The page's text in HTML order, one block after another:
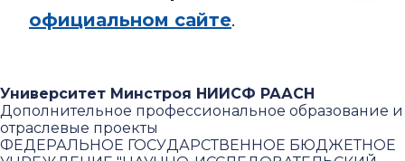
официальном сайте.
Университет Минстроя НИИСФ РААСН
Дополнительное профессиональное образование и
отраслевые проекты
ФЕДЕРАЛЬНОЕ ГОСУДАРСТВЕННОЕ БЮДЖЕТНОЕ